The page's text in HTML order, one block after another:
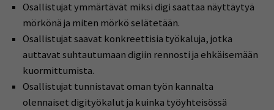
Osallistujat ymmärtävät miksi digi saattaa näyttäytyä
mörkönä ja miten mörkö selätetään.
Osallistujat saavat konkreettisia työkaluja, jotka
auttavat suhtautumaan digiin rennosti ja ehkäisemään
kuormittumista.
Osallistujat tunnistavat oman työn kannalta
olennaiset digityökalut ja kuinka työyhteisössä